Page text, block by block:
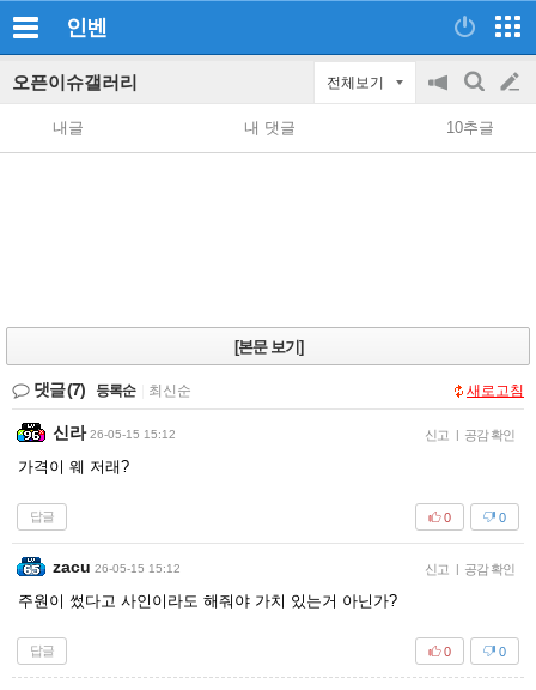
인벤
오픈이슈갤러리 전체보기
공
지
on/off
검
색
글
쓰
내글 내 댓글 10추글
[본문 보기]
댓글(7) 등록순 최신순 새로고침
신라 26-05-15 15:12 신고 | 공감 확인
가격이 웨 저래?
답글 0
0
zacu 26-05-15 15:12 신고 | 공감 확인
주원이 썼다고 사인이라도 해줘야 가치 있는거 아닌가?
답글 0
0